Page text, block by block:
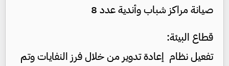
صيانة مراكز شباب وأندية عدد 8
قطاع البيئة:
تفعيل نظام إعادة تدوير من خلال فرز النفايات وتم